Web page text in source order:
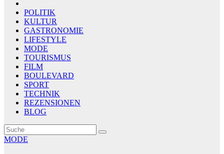
POLITIK
KULTUR
GASTRONOMIE
LIFESTYLE
MODE
TOURISMUS
FILM
BOULEVARD
SPORT
TECHNIK
REZENSIONEN
BLOG
MODE